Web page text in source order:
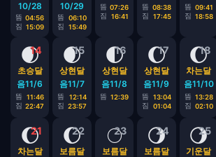
10/28
뜸 04:56
짐 15:09
10/29
뜸
06:10
짐
15:49
뜸 07:26
짐
16:41
뜸 08:38
짐
17:45
뜸 09:41
짐 18:58
14
🌒
초승달
음11/6
뜸
11:46
짐 22:47
15
🌒
상현달
음11/7
뜸
12:14
짐 23:57
16
🌓
상현달
음11/8
뜸 12:39
17
🌔
상현달
음11/9
뜸
13:04
짐
01:04
18
🌔
차는달
음11/10
뜸 13:28
짐 02:10
21
🌔
차는달
22
🌔
보름달
23
🌕
보름달
24
🌖
보름달
25
🌖
기운달